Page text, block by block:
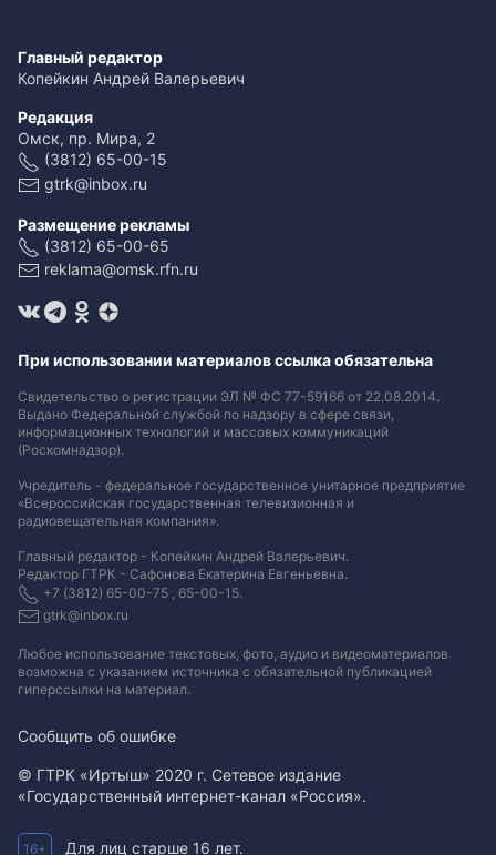
Главный редактор
Копейкин Андрей Валерьевич
Редакция
Омск, пр. Мира, 2
(3812) 65-00-15
gtrk@inbox.ru
Размещение рекламы
(3812) 65-00-65
reklama@omsk.rfn.ru
При использовании материалов ссылка обязательна
Свидетельство о регистрации ЭЛ № ФС 77-59166 от 22.08.2014.
Выдано Федеральной службой по надзору в сфере связи,
информационных технологий и массовых коммуникаций
(Роскомнадзор).
Учредитель - федеральное государственное унитарное предприятие
«Всероссийская государственная телевизионная и
радиовещательная компания».
Главный редактор - Копейкин Андрей Валерьевич.
Редактор ГТРК - Сафонова Екатерина Евгеньевна.
+7 (3812) 65-00-75 , 65-00-15.
gtrk@inbox.ru
Любое использование текстовых, фото, аудио и видеоматериалов
возможна с указанием источника с обязательной публикацией
гиперссылки на материал.
Сообщить об ошибке
© ГТРК «Иртыш» 2020 г. Сетевое издание
«Государственный интернет-канал «Россия».
16+ Для лиц старше 16 лет.